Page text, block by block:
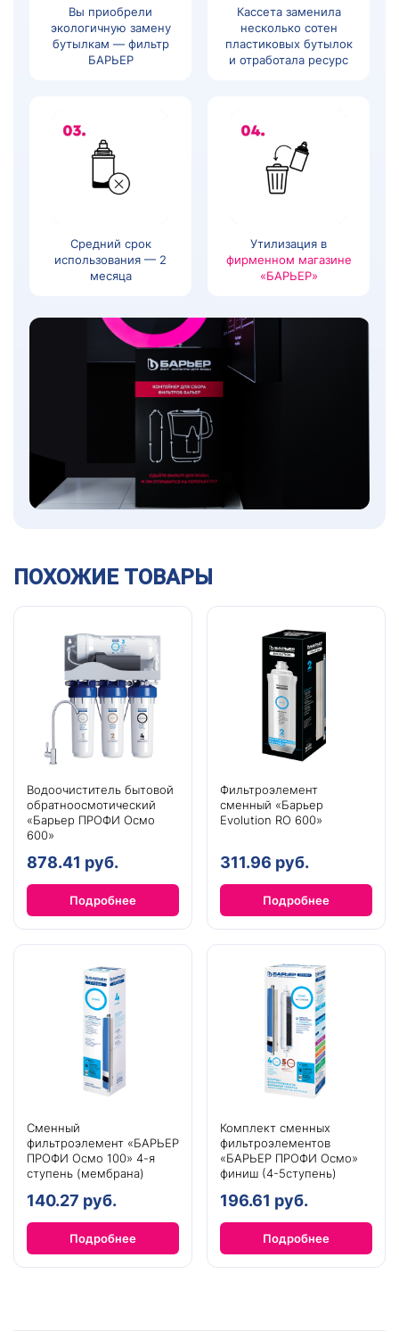
Вы приобрели
экологичную замену
бутылкам — фильтр
БАРЬЕР
Кассета заменила
несколько сотен
пластиковых бутылок
и отработала ресурс
Средний срок
использования — 2
месяца
Утилизация в
фирменном магазине
«БАРЬЕР»
ПОХОЖИЕ ТОВАРЫ
Водоочиститель бытовой
обратноосмотический
«Барьер ПРОФИ Осмо
600»
878.41 руб.
Подробнее
Фильтроэлемент
сменный «Барьер
Evolution RO 600»
311.96 руб.
Подробнее
Сменный
фильтроэлемент «БАРЬЕР
ПРОФИ Осмо 100» 4-я
ступень (мембрана)
140.27 руб.
Подробнее
Комплект сменных
фильтроэлементов
«БАРЬЕР ПРОФИ Осмо»
финиш (4-5ступень)
196.61 руб.
Подробнее